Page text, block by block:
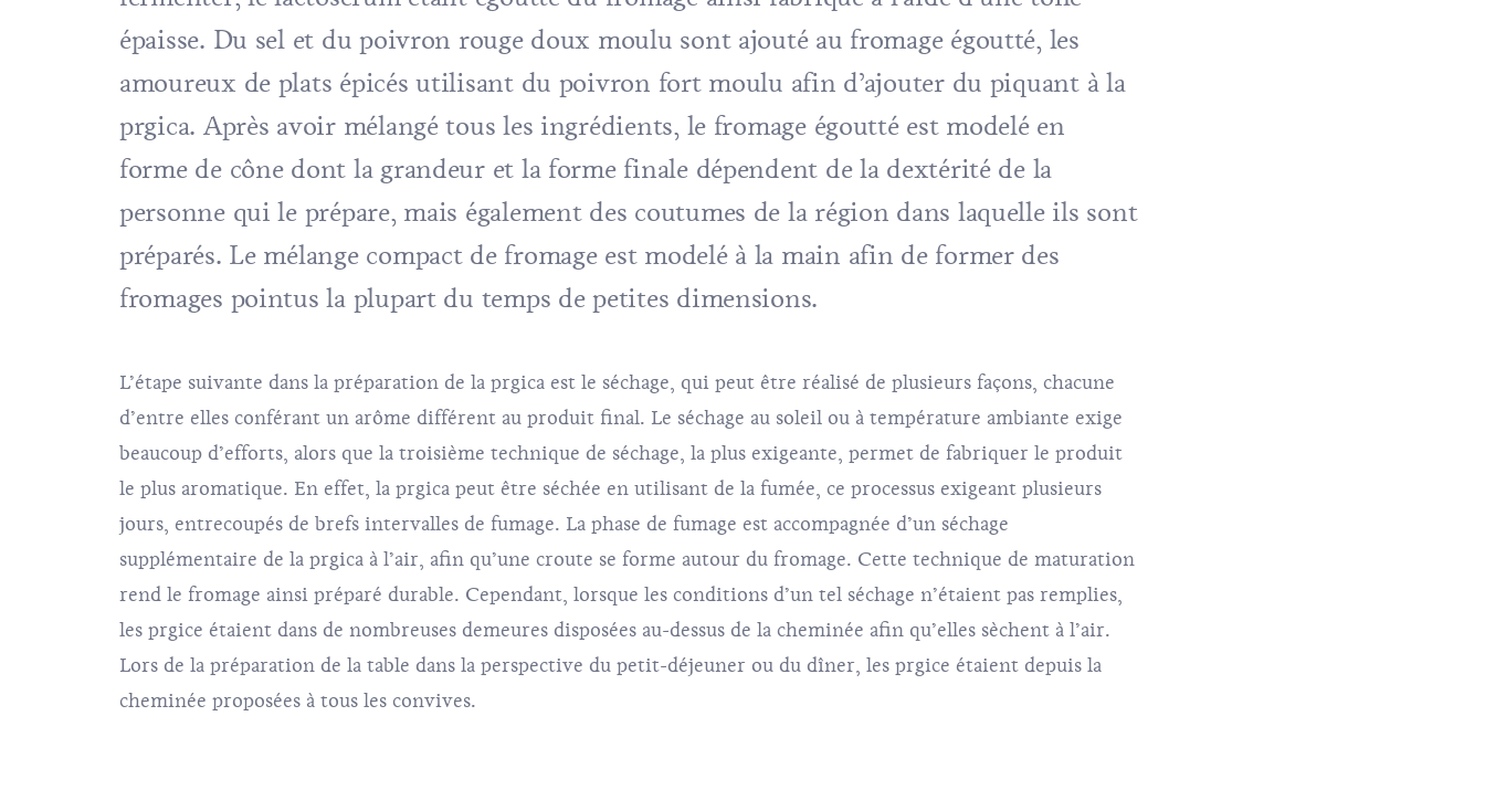
épaisse. Du sel et du poivron rouge doux moulu sont ajouté au fromage égoutté, les
amoureux de plats épicés utilisant du poivron fort moulu afin d’ajouter du piquant à la
prgica. Après avoir mélangé tous les ingrédients, le fromage égoutté est modelé en
forme de cône dont la grandeur et la forme finale dépendent de la dextérité de la
personne qui le prépare, mais également des coutumes de la région dans laquelle ils sont
préparés. Le mélange compact de fromage est modelé à la main afin de former des
fromages pointus la plupart du temps de petites dimensions.
L’étape suivante dans la préparation de la prgica est le séchage, qui peut être réalisé de plusieurs façons, chacune
d’entre elles conférant un arôme différent au produit final. Le séchage au soleil ou à température ambiante exige
beaucoup d’efforts, alors que la troisième technique de séchage, la plus exigeante, permet de fabriquer le produit
le plus aromatique. En effet, la prgica peut être séchée en utilisant de la fumée, ce processus exigeant plusieurs
jours, entrecoupés de brefs intervalles de fumage. La phase de fumage est accompagnée d’un séchage
supplémentaire de la prgica à l’air, afin qu’une croute se forme autour du fromage. Cette technique de maturation
rend le fromage ainsi préparé durable. Cependant, lorsque les conditions d’un tel séchage n’étaient pas remplies,
les prgice étaient dans de nombreuses demeures disposées au-dessus de la cheminée afin qu’elles sèchent à l’air.
Lors de la préparation de la table dans la perspective du petit-déjeuner ou du dîner, les prgice étaient depuis la
cheminée proposées à tous les convives.